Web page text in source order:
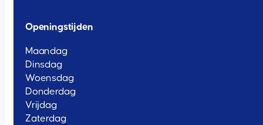
Openingstijden
Maandag
Dinsdag
Woensdag
Donderdag
Vrijdag
Zaterdag